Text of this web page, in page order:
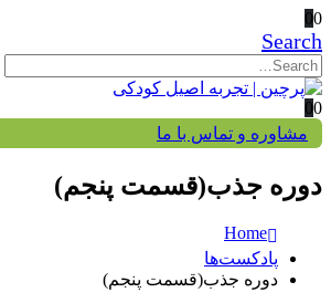
00
Search
00
مشاوره و تماس با ما
دوره جذب(قسمت پنجم)
Home
پادکست‌ها
دوره جذب(قسمت پنجم)